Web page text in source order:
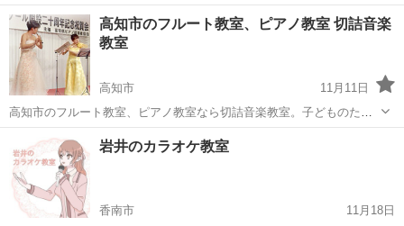
ーヴあるベースプレイを目指す方から、初心者まで、お気軽にお問い
合わせ下さい。 《特徴》 ○ベースでのアドリブソロの付け方 ○グルー
ヴの出し方 ○スラップ奏法 ...
高知 高知市 高知駅 ベース セッション
高知市のフルート教室、ピアノ教室 切詰音楽
教室
高知市
11月11日
高知市のフルート教室、ピアノ教室なら切詰音楽教室。子どものたち
に"本物の音楽"を。フランスパリでの音楽経験を生かしたマンツーマ
ンレッスンを行います。 ピアノやフルートが初心者方、大人の方も大
歓迎です。 https://...
高知市 フルート 音楽教室
岩井のカラオケ教室
香南市
11月18日